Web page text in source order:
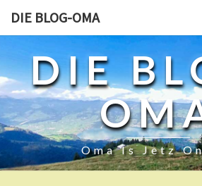
DIE BLOG-OMA
DIE
Oma Is Jetz